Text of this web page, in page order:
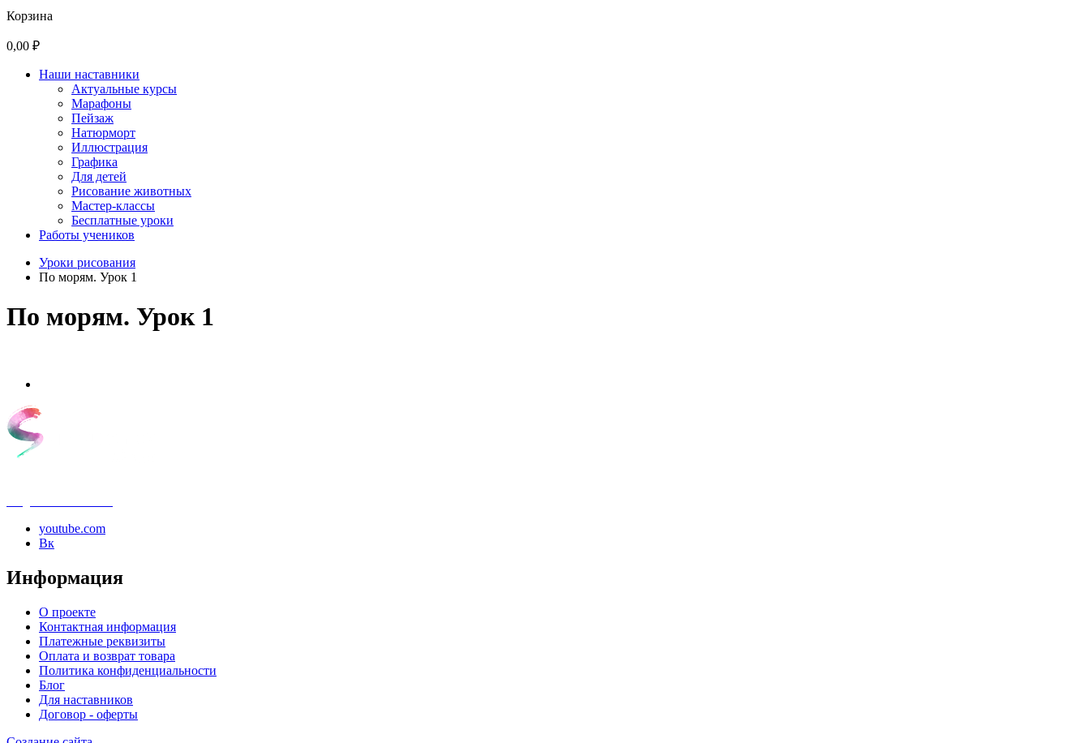
Корзина
0,00 ₽
Наши наставники
Актуальные курсы
Марафоны
Пейзаж
Натюрморт
Иллюстрация
Графика
Для детей
Рисование животных
Мастер-классы
Бесплатные уроки
Работы учеников
Уроки рисования
По морям. Урок 1
По морям. Урок 1
youtube.com
Вк
Информация
О проекте
Контактная информация
Платежные реквизиты
Оплата и возврат товара
Политика конфиденциальности
Блог
Для наставников
Договор - оферты